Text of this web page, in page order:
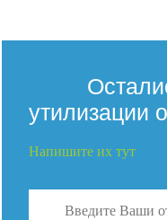
утилизации
Напишите их тут